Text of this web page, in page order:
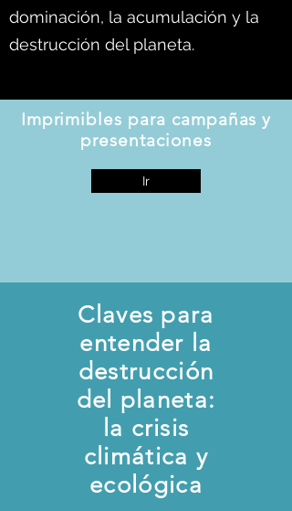
dominación, la acumulación y la
destrucción del planeta.
Imprimibles para campañas y
presentaciones
Ir
Claves para
entender la
destrucción
del planeta:
la crisis
climática y
ecológica